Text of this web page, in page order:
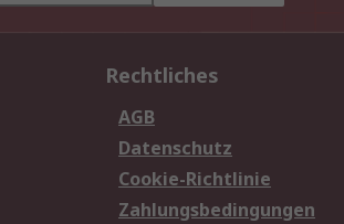
Rechtliches
AGB
Datenschutz
Cookie-Richtlinie
Zahlungsbedingungen